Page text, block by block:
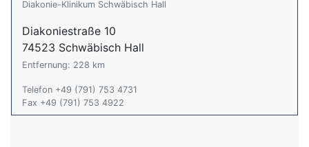
Diakonie-Klinikum Schwäbisch Hall
Diakoniestraße 10
74523 Schwäbisch Hall
Entfernung: 228 km
Telefon +49 (791) 753 4731
Fax +49 (791) 753 4922